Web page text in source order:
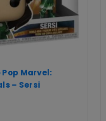
Pop Marvel:
– Sersi